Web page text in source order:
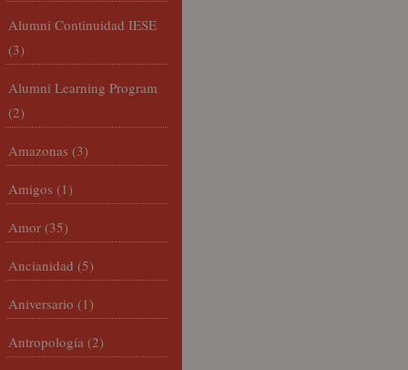
Alumni Continuidad IESE
(3)
Alumni Learning Program
(2)
Amazonas (3)
Amigos (1)
Amor (35)
Ancianidad (5)
Aniversario (1)
Antropología (2)